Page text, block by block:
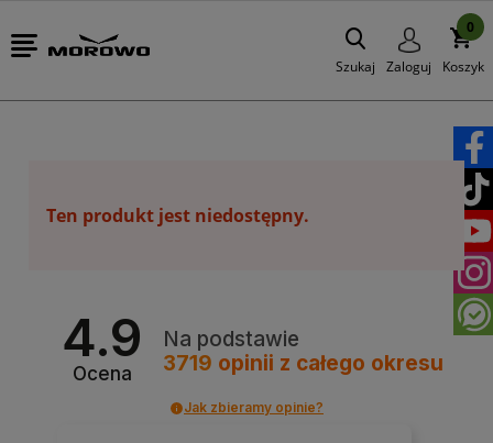
Szukaj Zaloguj Koszyk
0
Ten produkt jest niedostępny.
4.9
Ocena
Na podstawie
3719 opinii z całego okresu
Jak zbieramy opinie?